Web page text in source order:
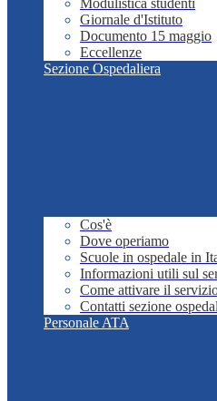
Modulistica studenti
Giornale d'Istituto
Documento 15 maggio
Eccellenze
Sezione Ospedaliera
Cos'è
Dove operiamo
Scuole in ospedale in
Informazioni utili sul
Come attivare il
Contatti sezione
Personale ATA